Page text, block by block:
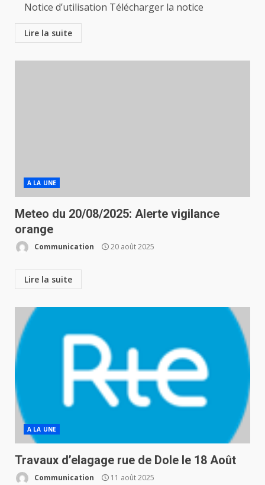
Notice d’utilisation Télécharger la notice
Lire la suite
A LA UNE
Meteo du 20/08/2025: Alerte vigilance
orange
Communication 20 août 2025
Lire la suite
A LA UNE
Travaux d’elagage rue de Dole le 18 Août
Communication 11 août 2025